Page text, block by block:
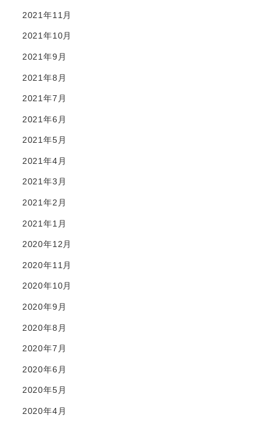
2021年11月
2021年10月
2021年9月
2021年8月
2021年7月
2021年6月
2021年5月
2021年4月
2021年3月
2021年2月
2021年1月
2020年12月
2020年11月
2020年10月
2020年9月
2020年8月
2020年7月
2020年6月
2020年5月
2020年4月